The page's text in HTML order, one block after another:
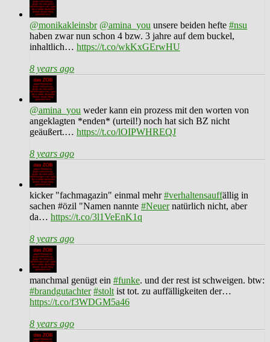
@monikakleinsbr @amina_you unsere beiden hefte #nsu
haben zwar nun schon 4 bzw. 3 jahre auf dem buckel,
inhaltlich… https://t.co/wkKxGErwHU
8 years ago
@amina_you weder kann ein prozess mit den worten von
angeklagten *enden* (urteil!) noch hat sich BZ nicht
geäußert.… https://t.co/lOIPWHREQJ
8 years ago
kicker "fachmagazin" einmal mehr#verhaltensauffällig in
sachen #özil "Namen nannte #Neuernatürlich nicht, aber
da… https://t.co/3l1VeEnK1q
8 years ago
manchmal genügt ein #funke. und der rest ist schweigen. btw:
#brandgutachter #stolt ist tot. zu auffälligkeiten der…
https://t.co/f3WDGM5a46
8 years ago